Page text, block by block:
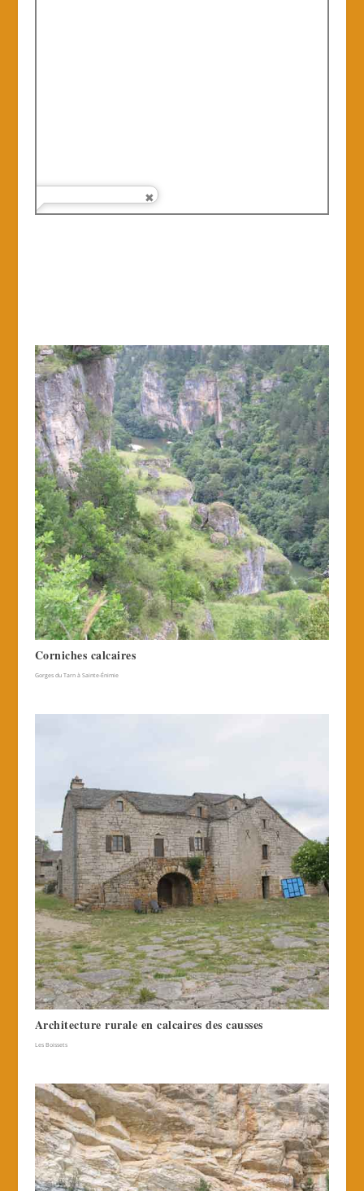
Corniches calcaires
Gorges du Tarn à Sainte-Énimie
Architecture rurale en calcaires des causses
Les Boissets